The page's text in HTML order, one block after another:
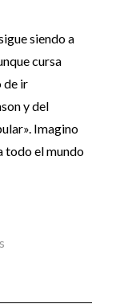
siendo a
cursa
de ir
y del
Imagino
todo el mundo